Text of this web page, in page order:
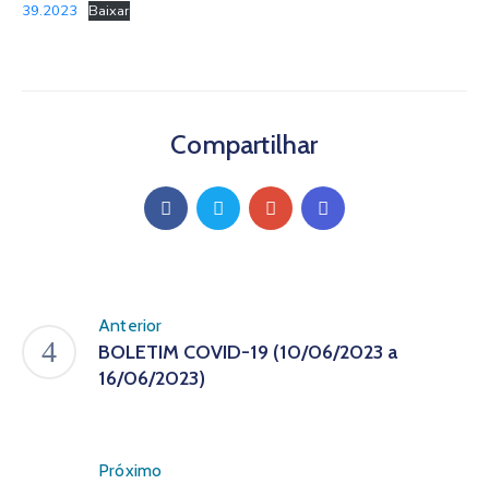
39.2023
Baixar
Compartilhar
Anterior
BOLETIM COVID-19 (10/06/2023 a
16/06/2023)
Próximo